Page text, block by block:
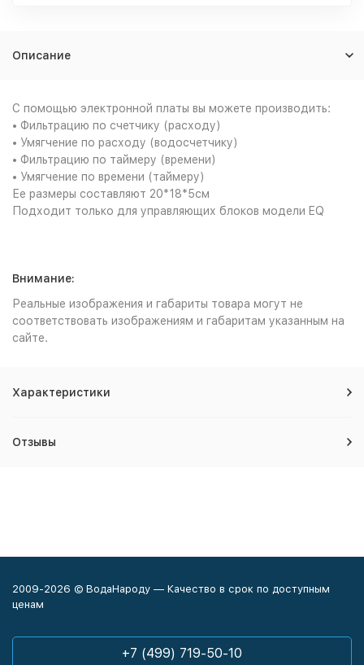
Описание
С помощью электронной платы вы можете производить:
• Фильтрацию по счетчику (расходу)
• Умягчение по расходу (водосчетчику)
• Фильтрацию по таймеру (времени)
• Умягчение по времени (таймеру)
Ее размеры составляют 20*18*5см
Подходит только для управляющих блоков модели EQ
Внимание:
Реальные изображения и габариты товара могут не
соответствовать изображениям и габаритам указанным на
сайте.
Характеристики
Отзывы
2009-2026 © ВодаНароду — Качество в срок по доступным
ценам
+7 (499) 719-50-10